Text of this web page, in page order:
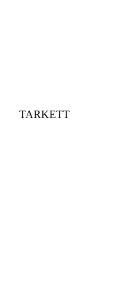
TARKETT